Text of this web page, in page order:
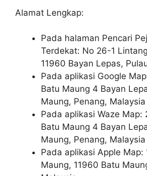
Alamat Lengkap:
Pada halaman Pencari
Terdekat: No 26-1
11960 Bayan Lepas,
Pada aplikasi Google
Batu Maung 4 Bayan
Maung, Penang, Malaysia
Pada aplikasi Waze Map:
Batu Maung 4 Bayan
Maung, Penang, Malaysia
Pada aplikasi Apple Map:
Maung, 11960 Batu